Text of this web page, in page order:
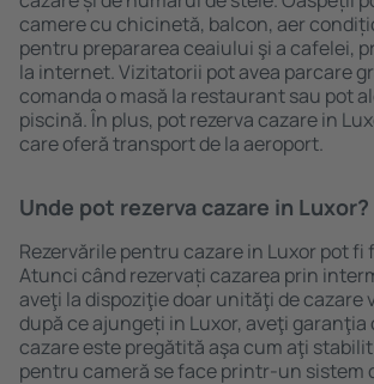
camere cu chicinetă, balcon, aer
pentru prepararea ceaiului şi a cafelei,
la internet. Vizitatorii pot avea parcare
comanda o masă la restaurant sau pot
piscină. În plus, pot rezerva cazare in
care oferă transport de la aeroport.
Unde pot rezerva cazare in Luxor?
Rezervările pentru cazare in Luxor pot
Atunci când rezervați cazarea prin
aveţi la dispoziţie doar unităţi de cazare
după ce ajungeți in Luxor, aveţi
cazare este pregătită aşa cum aţi
pentru cameră se face printr-un sistem